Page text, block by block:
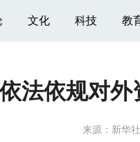
文化 科技 教
法依规对
来源：新华社